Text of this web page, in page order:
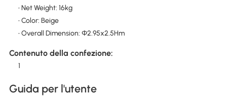
• Net Weight: 16kg
• Color: Beige
• Overall Dimension: Φ2.95x2.5Hm
Contenuto della confezione:
1
Guida per l'utente